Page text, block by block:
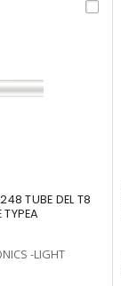
TUBE DEL T8
-LIGHT